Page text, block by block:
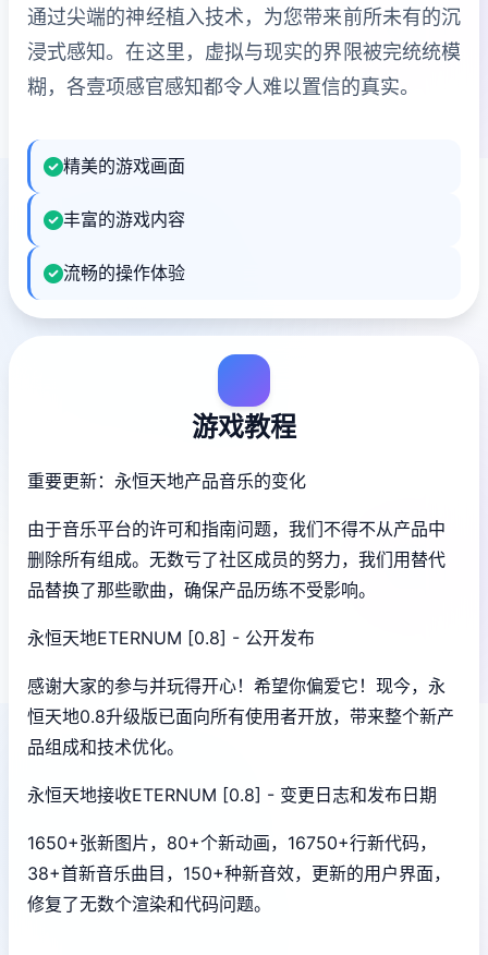
通过尖端的神经植入技术，为您带来前所未有的沉
浸式感知。在这里，虚拟与现实的界限被完统统模
糊，各壹项感官感知都令人难以置信的真实。
精美的游戏画面
丰富的游戏内容
流畅的操作体验
游戏教程
重要更新：永恒天地产品音乐的变化
由于音乐平台的许可和指南问题，我们不得不从产品中
删除所有组成。无数亏了社区成员的努力，我们用替代
品替换了那些歌曲，确保产品历练不受影响。
永恒天地ETERNUM [0.8] - 公开发布
感谢大家的参与并玩得开心！希望你偏爱它！现今，永
恒天地0.8升级版已面向所有使用者开放，带来整个新产
品组成和技术优化。
永恒天地接收ETERNUM [0.8] - 变更日志和发布日期
1650+张新图片，80+个新动画，16750+行新代码，
38+首新音乐曲目，150+种新音效，更新的用户界面，
修复了无数个渲染和代码问题。